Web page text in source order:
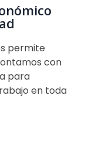
permite
con
para
en toda